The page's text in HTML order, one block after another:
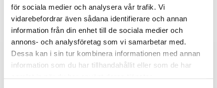
för sociala medier och analysera vår trafik. Vi
vidarebefordrar även sådana identifierare och annan
information från din enhet till de sociala medier och
annons- och analysföretag som vi samarbetar med.
Dessa kan i sin tur kombinera informationen med annan
information som du har tillhandahållit eller som de har
samlat in när du har använt deras tjänster.
BLI UPPRINGD AV VÅRA